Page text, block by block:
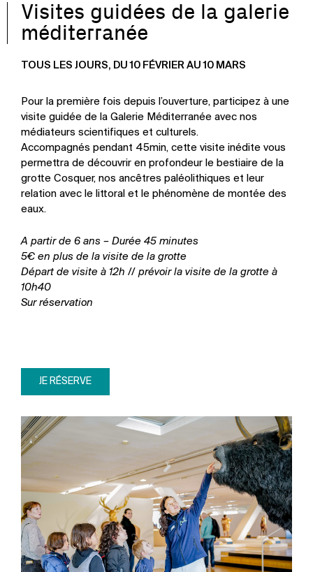
Visites guidées de la galerie
méditerranée
TOUS LES JOURS, DU 10 FÉVRIER AU 10 MARS
Pour la première fois depuis l’ouverture, participez à une
visite guidée de la Galerie Méditerranée avec nos
médiateurs scientifiques et culturels.
Accompagnés pendant 45min, cette visite inédite vous
permettra de découvrir en profondeur le bestiaire de la
grotte Cosquer, nos ancêtres paléolithiques et leur
relation avec le littoral et le phénomène de montée des
eaux.
A partir de 6 ans – Durée 45 minutes
5€ en plus de la visite de la grotte
Départ de visite à 12h // prévoir la visite de la grotte à
10h40
Sur réservation
JE RÉSERVE